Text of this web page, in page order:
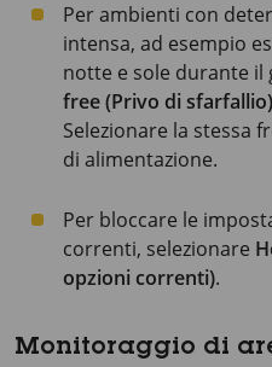
Per ambienti con
intensa, ad esempio
notte e sole durante il
free (Privo di sfarfallio)
Selezionare la stessa
di alimentazione.
Per bloccare le
correnti, selezionare
opzioni correnti).
Monitoraggio di